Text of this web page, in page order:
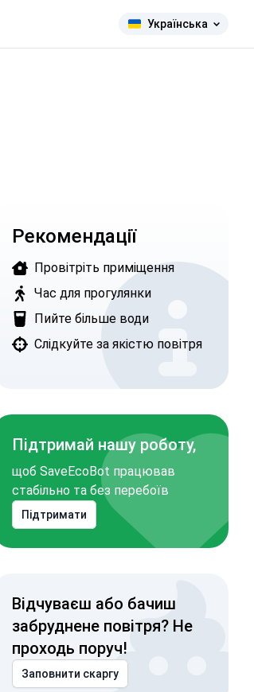
Українська
Рекомендації
Провітріть приміщення
Час для прогулянки
Пийте більше води
Слідкуйте за якістю повітря
Підтримай нашу роботу,
щоб SaveEcoBot працював
стабільно та без перебоїв
Підтримати
Відчуваєш або бачиш
забруднене повітря? Не
проходь поруч!
Заповнити скаргу